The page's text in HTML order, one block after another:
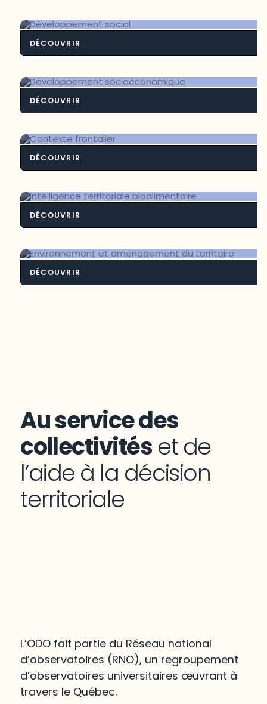
DÉCOUVRIR
DÉCOUVRIR
DÉCOUVRIR
DÉCOUVRIR
DÉCOUVRIR
Au service des
collectivités et de
l’aide à la décision
territoriale
L’ODO fait partie du Réseau national
d’observatoires (RNO), un regroupement
d’observatoires universitaires œuvrant à
travers le Québec.